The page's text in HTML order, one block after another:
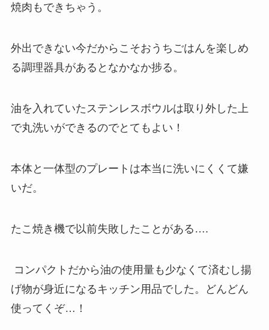
焼肉もできちゃう。
外出できない今だからこそおうちごはんを楽しめ
る調理器具があるとなかなか捗る。
油を入れていたステンレスボウルは取り外した上
で丸洗いができるのでとてもよい！
本体と一体型のプレートは本当に洗いにくくて嫌
いだ。
たこ焼き機で以前失敗したことがある….
コンパクトだから油の使用量も少なくて済むし揚
げ物が身近になるキッチン用品でした。どんどん
使ってくぞ…！